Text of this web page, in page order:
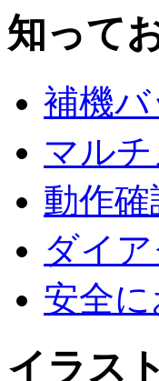
知って
補機
マル
動作
ダイ
安全
イラス